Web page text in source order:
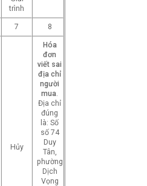
trình
7 8
Hủy
Hóa
đơn
viết sai
địa chỉ
người
mua.
Địa chỉ
đúng
là: Số
số 74
Duy
Tân,
phường
Dịch
Vọng